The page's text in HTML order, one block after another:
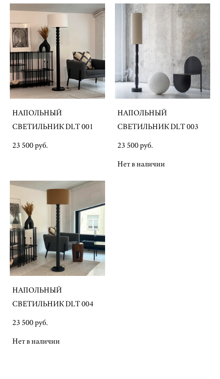
НАПОЛЬНЫЙ
СВЕТИЛЬНИК DLT 001
23 500 pуб.
НАПОЛЬНЫЙ
СВЕТИЛЬНИК DLT 003
23 500 pуб.
Нет в наличии
НАПОЛЬНЫЙ
СВЕТИЛЬНИК DLT 004
23 500 pуб.
Нет в наличии